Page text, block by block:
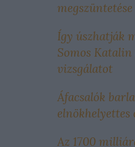
Így úszhatják
Somos
vizsgálatot
Áfacsalók
elnökhelyettes
Az 1700